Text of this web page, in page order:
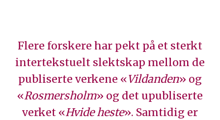
Flere forskere har pekt på et sterkt
intertekstuelt slektskap mellom de
publiserte verkene «Vildanden» og
«Rosmersholm» og det upubliserte
verket «Hvide heste». Samtidig er